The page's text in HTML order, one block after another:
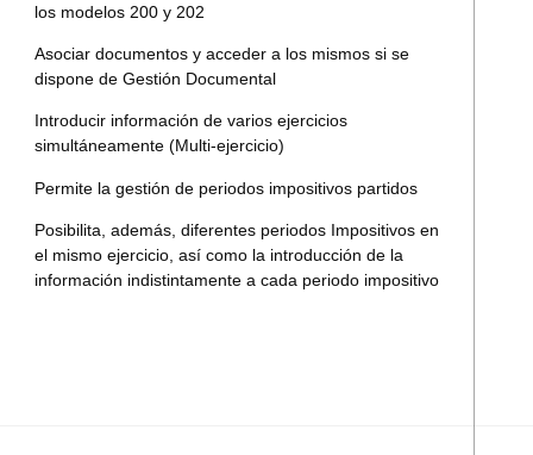
los modelos 200 y 202
Asociar documentos y acceder a los mismos si se
dispone de Gestión Documental
Introducir información de varios ejercicios
simultáneamente (Multi-ejercicio)
Permite la gestión de periodos impositivos partidos
Posibilita, además, diferentes periodos Impositivos en
el mismo ejercicio, así como la introducción de la
información indistintamente a cada periodo impositivo